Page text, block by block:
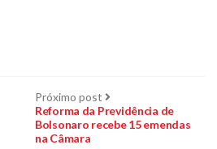
Próximo post Próximo
post:
Reforma da Previdência de
Bolsonaro recebe 15 emendas
na Câmara